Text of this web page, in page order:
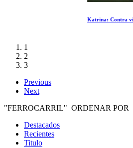
Katrina: Contra viento y marea
1
2
3
Previous
Next
"FERROCARRIL" ORDENAR POR
Destacados
Recientes
Titulo